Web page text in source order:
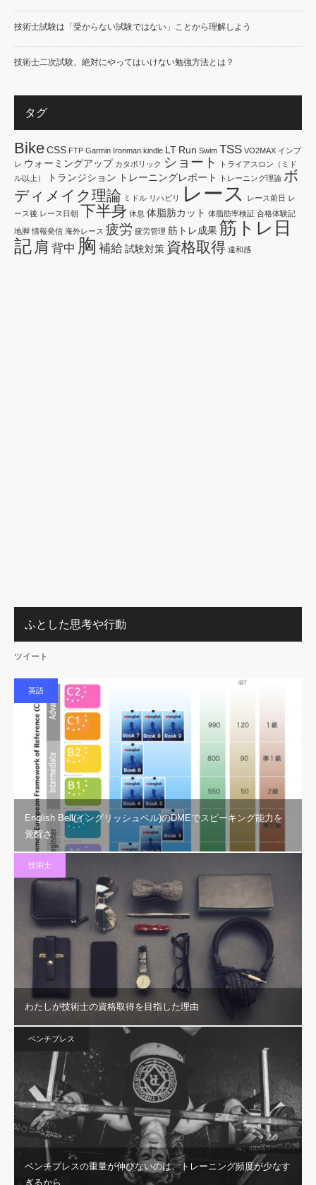
技術士試験は「受からない試験ではない」ことから理解しよう
技術士二次試験、絶対にやってはいけない勉強方法とは？
タグ
BikeCSS FTP Garmin Ironman kindle LT Run Swim TSS VO2MAX インプ
レ ウォーミングアップ カタボリック ショート
トライアスロン（ミド
ル以上）
トランジション トレーニングレポート トレーニング理論 ボ
ディメイク理論 ミドル リハビリ レース レース前日 レ
ース後 レース日朝 下半身 休息 体脂肪カット 体脂肪率検証 合格体験記
地脚 情報発信 海外レース 疲労 疲労管理 筋トレ成果 筋トレ日
記 肩 背中 胸 補給 試験対策 資格取得 違和感
ふとした思考や行動
ツイート
英語
English Bell(イングリッシュベル)のDMEでスピーキング能力を
覚醒さ…
技術士
わたしが技術士の資格取得を目指した理由
ベンチプレス
ベンチプレスの重量が伸びないのは、トレーニング頻度が少なす
ぎるから